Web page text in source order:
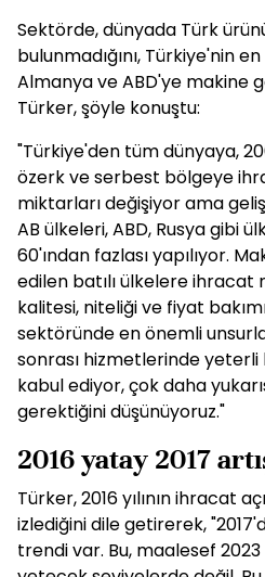
Sektörde, dünyada Türk
bulunmadığını, Türkiye'nin
Almanya ve ABD'ye makine
Türker, şöyle konuştu:
"Türkiye'den tüm dünyaya,
özerk ve serbest bölgeye
miktarları değişiyor ama
AB ülkeleri, ABD, Rusya gibi
60'ından fazlası yapılıyor.
edilen batılı ülkelere ihracat
kalitesi, niteliği ve fiyat
sektöründe en önemli
sonrası hizmetlerinde
kabul ediyor, çok daha
gerektiğini düşünüyoruz."
2016 yatay 2017
Türker, 2016 yılının ihracat
izlediğini dile getirerek,
trendi var. Bu, maalesef